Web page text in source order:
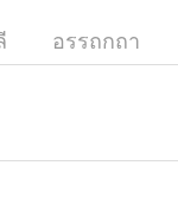
อรรถกถา